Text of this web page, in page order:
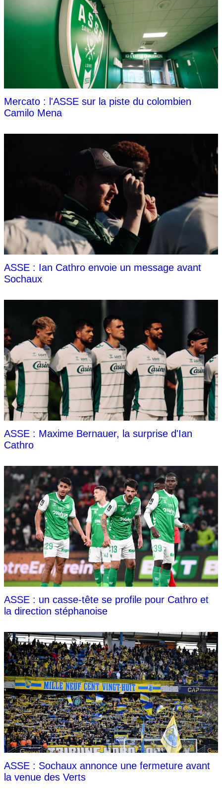
Mercato : l'ASSE sur la piste du colombien
Camilo Mena
ASSE : Ian Cathro envoie un message avant
Sochaux
ASSE : Maxime Bernauer, la surprise d'Ian
Cathro
ASSE : un casse-tête se profile pour Cathro et
la direction stéphanoise
ASSE : Sochaux annonce une fermeture avant
la venue des Verts